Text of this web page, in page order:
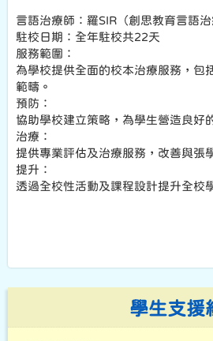
言語治療師：羅SIR（創思教育言語治
駐校日期：全年駐校共22天
服務範圍：
為學校提供全面的校本治療服務，包
範疇。
預防：
協助學校建立策略，為學生營造良好
治療：
提供專業評估及治療服務，改善與張
提升：
透過全校性活動及課程設計提升全校
學生支援